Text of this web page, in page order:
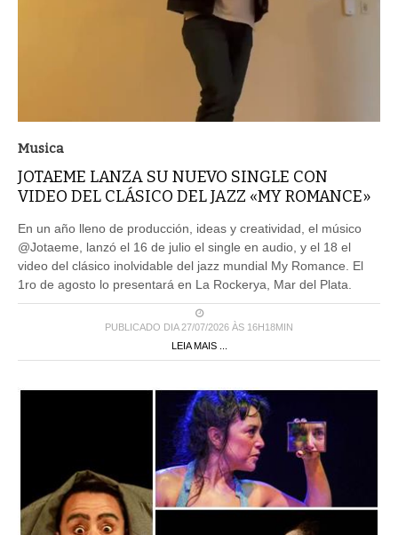
Musica
JOTAEME LANZA SU NUEVO SINGLE CON
VIDEO DEL CLÁSICO DEL JAZZ «MY ROMANCE»
En un año lleno de producción, ideas y creatividad, el músico
@Jotaeme, lanzó el 16 de julio el single en audio, y el 18 el
video del clásico inolvidable del jazz mundial My Romance. El
1ro de agosto lo presentará en La Rockerya, Mar del Plata.
PUBLICADO DIA 27/07/2026 ÀS 16H18MIN
LEIA MAIS ...